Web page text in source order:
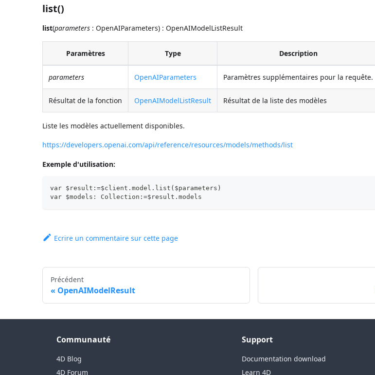
list()
list(parameters : OpenAIParameters) : OpenAIModelListResult
Paramètres Type Description
parameters OpenAIParameters Paramètres supplémentaires pour la requête.
Résultat de la fonction OpenAIModelListResult Résultat de la liste des modèles
Liste les modèles actuellement disponibles.
https://developers.openai.com/api/reference/resources/models/methods/list
Exemple d'utilisation:
var $result:=$client.model.list($parameters)
var $models: Collection:=$result.models
Ecrire un commentaire sur cette page
Précédent
OpenAIModelResult
Communauté
4D Blog
4D Forum
Support
Documentation download
Learn 4D